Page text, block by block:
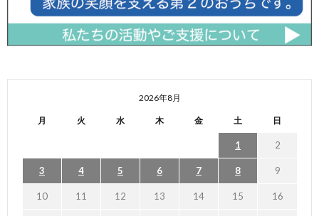
2026年8月
月 火 水 木 金 土 日
1 2
3 4 5 6 7 8 9
10 11 12 13 14 15 16